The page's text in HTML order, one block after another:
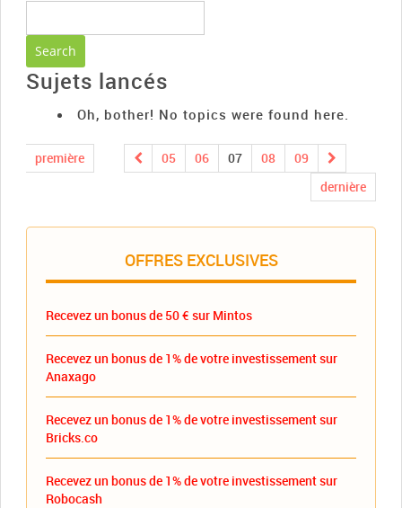
Sujets lancés
Oh, bother! No topics were found here.
première 05 06 07 08
09
dernière
OFFRES EXCLUSIVES
Recevez un bonus de 50 € sur Mintos
Recevez un bonus de 1% de votre investissement sur
Anaxago
Recevez un bonus de 1% de votre investissement sur
Bricks.co
Recevez un bonus de 1% de votre investissement sur
Robocash